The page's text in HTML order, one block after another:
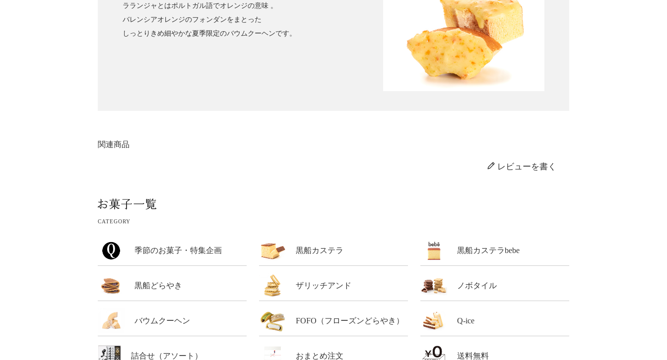
ラランジャとはポルトガル語でオレンジの意味 。
バレンシアオレンジのフォンダンをまとった
しっとりきめ細やかな夏季限定のバウムクーヘンです。
関連商品
レビューを書く
CATEGORY
季節のお菓子・特集企画 黒船カステラ 黒船カステラbebe
黒船どらやき ザリッチアンド ノボタイル
バウムクーヘン FOFO（フローズンどらやき） Q-ice
詰合せ（アソート） おまとめ注文 送料無料